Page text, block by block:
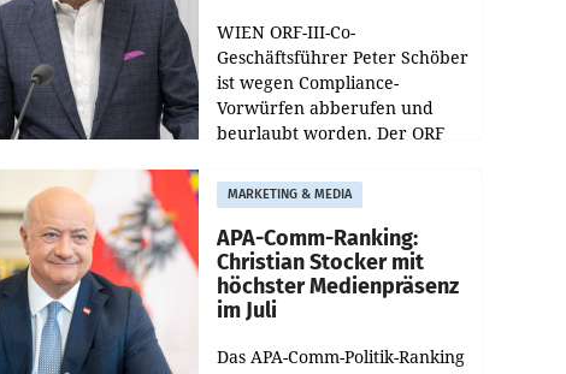
WIEN ORF-III-Co-
Geschäftsführer Peter Schöber
ist wegen Compliance-
Vorwürfen abberufen und
beurlaubt worden. Der ORF
entsprechende
Medienberichte.
MARKETING & MEDIA
APA-Comm-Ranking:
Christian Stocker mit
höchster Medienpräsenz
im Juli
Das APA-Comm-Politik-Ranking